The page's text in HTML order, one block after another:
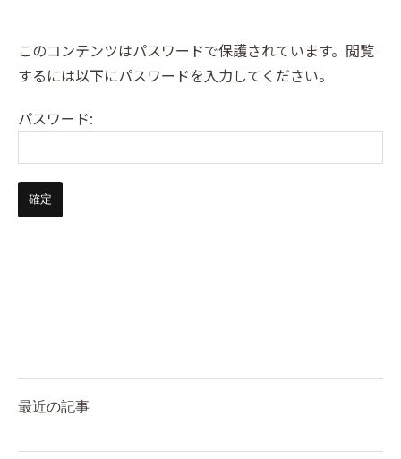
このコンテンツはパスワードで保護されています。閲覧
するには以下にパスワードを入力してください。
パスワード:
最近の記事